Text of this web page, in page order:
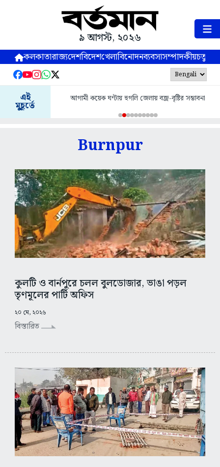
৯ আগস্ট, ২০২৬
কলকাতারাজ্যদেশবিদেশখেলাবিনোদনব্যবসাসম্পাদকীয়
এই
মুহূর্তে
আগামী কয়েক ঘণ্টায় হুগলি জেলায় বজ্র-বৃষ্টির সম্ভাবনা
Burnpur
কুলটি ও বার্নপুরে চলল বুলডোজার, ভাঙা পড়ল
তৃণমূলের পার্টি অফিস
২০ মে, ২০২৬
বিস্তারিত